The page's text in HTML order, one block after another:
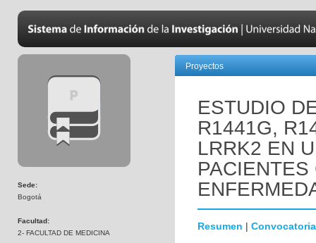
Sede:
Bogotá
Facultad:
2- FACULTAD DE MEDICINA
Proyectos
ESTUDIO
R1441G,
LRRK2 EN
Resumen | Convocatoria